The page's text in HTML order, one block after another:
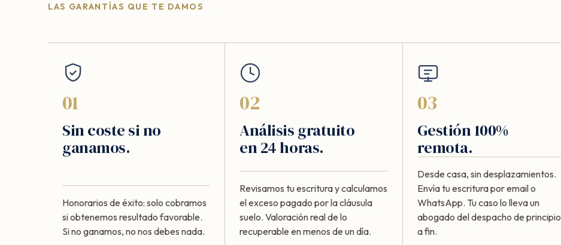
LAS GARANTÍAS QUE TE DAMOS
01
Sin coste si no
ganamos.
Honorarios de éxito: solo cobramos
si obtenemos resultado favorable.
Si no ganamos, no nos debes nada.
02
Análisis gratuito
en 24 horas.
Revisamos tu escritura y calculamos
el exceso pagado por la cláusula
suelo. Valoración real de lo
recuperable en menos de un día.
03
Gestión 100%
remota.
Desde casa, sin desplazamientos.
Envía tu escritura por email o
WhatsApp. Tu caso lo lleva un
abogado del despacho de principio
a fin.